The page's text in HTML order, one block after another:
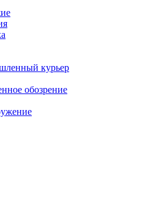
курьер
обозрение